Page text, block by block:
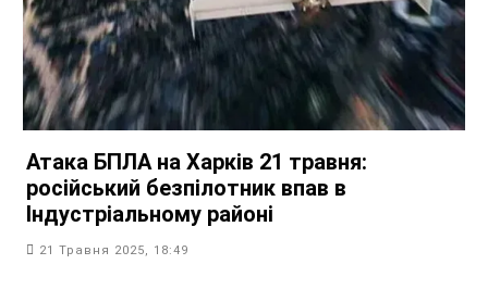
Атака БПЛА на Харків 21 травня:
російський безпілотник впав в
Індустріальному районі
21 Травня 2025, 18:49